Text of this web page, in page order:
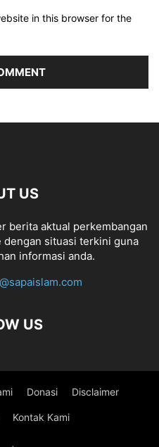
in this browser for the
US
berita aktual perkembangan
dengan situasi terkini guna
informasi anda.
US
Donasi Disclaimer
Kontak Kami